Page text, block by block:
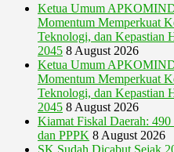
Ketua Umum
Momentum Memperkuat
Teknologi, dan Kepastian
2045 8 August 2026
Ketua Umum
Momentum Memperkuat
Teknologi, dan Kepastian
2045 8 August 2026
Kiamat Fiskal Daerah:
dan PPPK 8 August 2026
SK Sudah Dicabut Sejak